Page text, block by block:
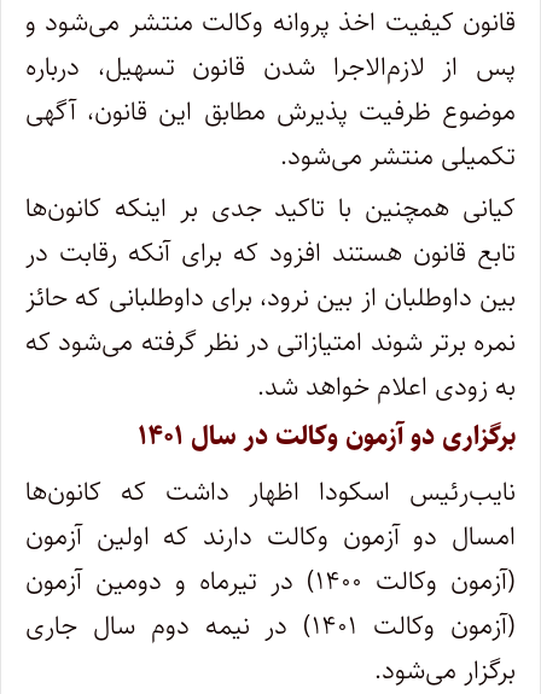
قانون کیفیت اخذ پروانه وکالت منتشر می‌شود و
پس از لازم‌الاجرا شدن قانون تسهیل، درباره
موضوع ظرفیت‌ پذیرش مطابق این قانون، آگهی
تکمیلی منتشر می‌شود.
کیانی همچنین با تاکید جدی بر اینکه کانون‌ها
تابع قانون هستند افزود که برای آنکه رقابت در
بین داوطلبان از بین نرود، برای داوطلبانی که حائز
نمره برتر شوند امتیازاتی در نظر گرفته می‌شود که
به زودی اعلام خواهد شد.
برگزاری دو آزمون وکالت در سال ۱۴۰۱
نایب‌رئیس اسکودا اظهار داشت که کانون‌ها
امسال دو آزمون وکالت دارند که اولین آزمون
(آزمون وکالت ۱۴۰۰) در تیرماه و دومین آزمون
(آزمون وکالت ۱۴۰۱) در نیمه دوم سال جاری
برگزار می‌شود.